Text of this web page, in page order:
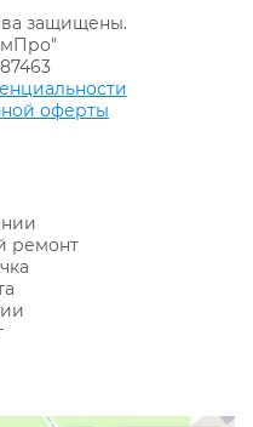
защищены.
оферты
ремонт